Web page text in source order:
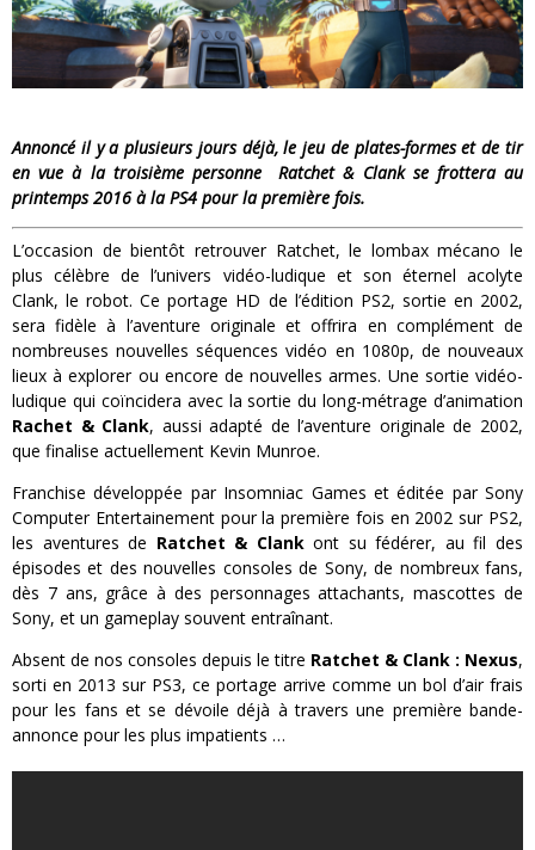
Splatoon Raiders
Annoncé il y a plusieurs jours déjà, le jeu de plates-formes et de tir
en vue à la troisième personne Ratchet & Clank se frottera au
printemps 2016 à la PS4 pour la première fois.
L’occasion de bientôt retrouver Ratchet, le lombax mécano le
plus célèbre de l’univers vidéo-ludique et son éternel acolyte
Clank, le robot. Ce portage HD de l’édition PS2, sortie en 2002,
sera fidèle à l’aventure originale et offrira en complément de
nombreuses nouvelles séquences vidéo en 1080p, de nouveaux
lieux à explorer ou encore de nouvelles armes. Une sortie vidéo-
ludique qui coïncidera avec la sortie du long-métrage d’animation
Rachet & Clank, aussi adapté de l’aventure originale de 2002,
que finalise actuellement Kevin Munroe.
Franchise développée par Insomniac Games et éditée par Sony
Computer Entertainement pour la première fois en 2002 sur PS2,
les aventures de Ratchet & Clankont su fédérer, au fil des
épisodes et des nouvelles consoles de Sony, de nombreux fans,
dès 7 ans, grâce à des personnages attachants, mascottes de
Sony, et un gameplay souvent entraînant.
Absent de nos consoles depuis le titre Ratchet & Clank : Nexus,
sorti en 2013 sur PS3, ce portage arrive comme un bol d’air frais
pour les fans et se dévoile déjà à travers une première bande-
annonce pour les plus impatients …